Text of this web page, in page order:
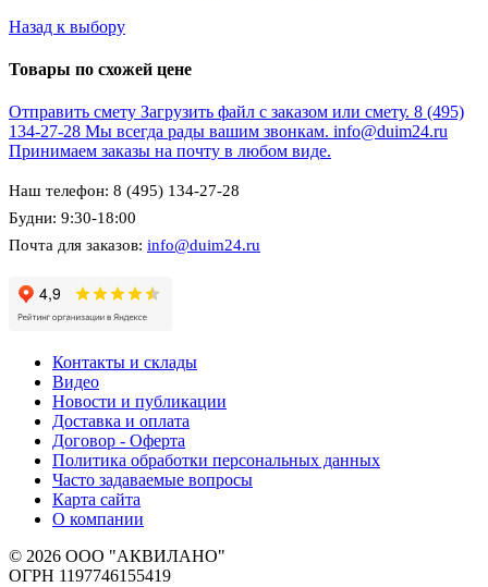
Назад к выбору
Товары по схожей цене
Отправить смету Загрузить файл с заказом или смету. 8 (495)
134-27-28 Мы всегда рады вашим звонкам. info@duim24.ru
Принимаем заказы на почту в любом виде.
Наш телефон: 8 (495) 134-27-28
Будни: 9:30-18:00
Почта для заказов: info@duim24.ru
Контакты и склады
Видео
Новости и публикации
Доставка и оплата
Договор - Оферта
Политика обработки персональных данных
Часто задаваемые вопросы
Карта сайта
О компании
© 2026 ООО "АКВИЛАНО"
ОГРН 1197746155419